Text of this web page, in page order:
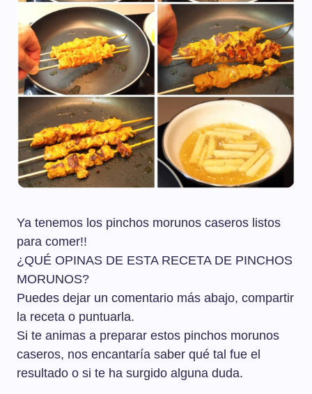
Ya tenemos los pinchos morunos caseros listos
para comer!!
¿QUÉ OPINAS DE ESTA RECETA DE PINCHOS
MORUNOS?
Puedes dejar un comentario más abajo, compartir
la receta o puntuarla.
Si te animas a preparar estos pinchos morunos
caseros, nos encantaría saber qué tal fue el
resultado o si te ha surgido alguna duda.